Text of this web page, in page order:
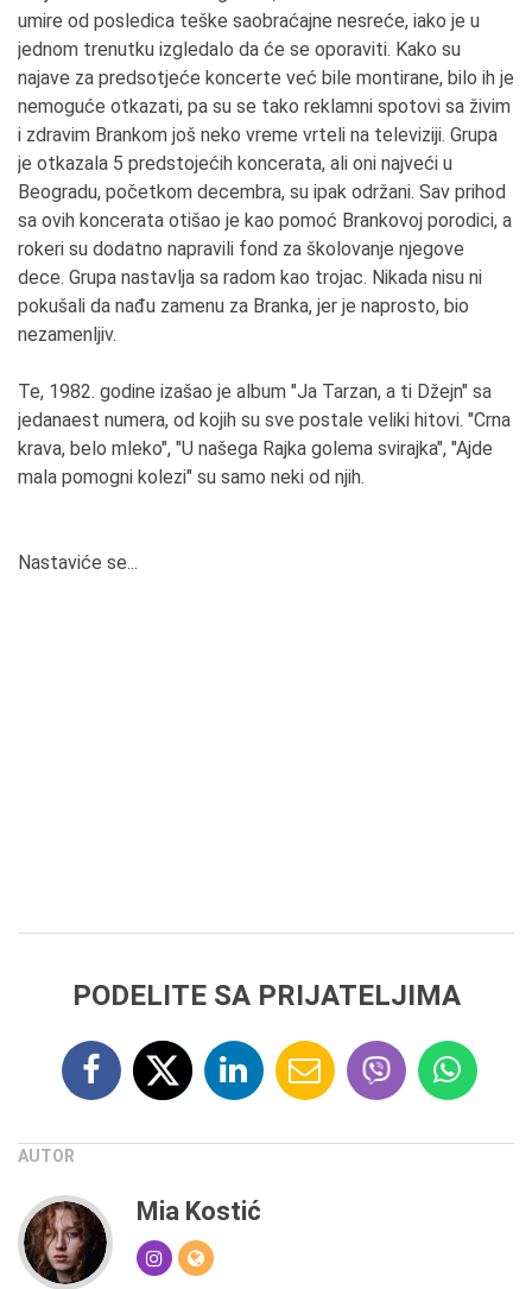
umire od posledica teške saobraćajne nesreće, iako je u
jednom trenutku izgledalo da će se oporaviti. Kako su
najave za predsotjeće koncerte već bile montirane, bilo ih je
nemoguće otkazati, pa su se tako reklamni spotovi sa živim
i zdravim Brankom još neko vreme vrteli na televiziji. Grupa
je otkazala 5 predstojećih koncerata, ali oni najveći u
Beogradu, početkom decembra, su ipak održani. Sav prihod
sa ovih koncerata otišao je kao pomoć Brankovoj porodici, a
rokeri su dodatno napravili fond za školovanje njegove
dece. Grupa nastavlja sa radom kao trojac. Nikada nisu ni
pokušali da nađu zamenu za Branka, jer je naprosto, bio
nezamenljiv.
Te, 1982. godine izašao je album "Ja Tarzan, a ti Džejn" sa
jedanaest numera, od kojih su sve postale veliki hitovi. "Crna
krava, belo mleko", "U našega Rajka golema svirajka", "Ajde
mala pomogni kolezi" su samo neki od njih.
Nastaviće se...
PODELITE SA PRIJATELJIMA
AUTOR
Mia Kostić